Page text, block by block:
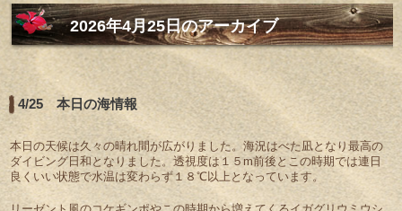
へ
ス
キ
ッ
プ
2026年4月25日のアーカイブ
4/25 本日の海情報
本日の天候は久々の晴れ間が広がりました。海況はべた凪となり最高の
ダイビング日和となりました。透視度は１５m前後とこの時期では連日
良くいい状態で水温は変わらず１８℃以上となっています。